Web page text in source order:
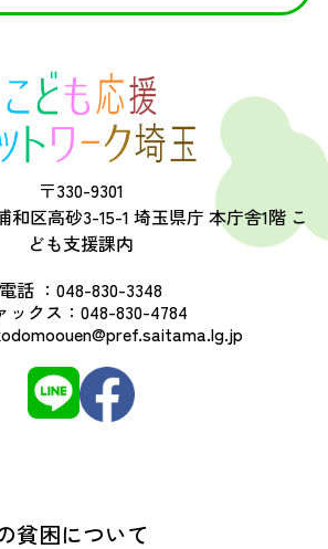
〒330-9301
区高砂3-15-1 埼玉県庁 本庁舎1階 こ
ども支援課内
電話 ： 048-830-3348
ックス： 048-830-4784
貧困について